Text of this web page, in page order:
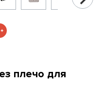
плечо для